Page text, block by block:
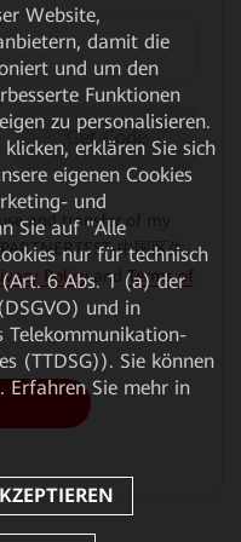
Get Code
and transfer of my
中国区生
PolicyandTerms of
Website,
damit die
und um den
Funktionen
zu personalisieren.
erklären Sie sich
eigenen Cookies
und
Sie auf "Alle
nur für technisch
6 Abs. 1 (a) der
und in
Telekommunikation-
(TTDSG)). Sie können
Erfahren Sie mehr in